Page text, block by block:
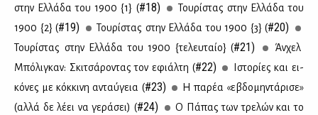
στην Ελ­λά­δα του 1900 {1} (#18)
Του­ρί­στας στην Ελ­λά­δα του
1900 {2} (#19) Του­ρί­στας στην Ελ­λά­δα του 1900 {3} (#20)
Του­ρί­στας στην Ελ­λά­δα του 1900 {τε­λευ­ταίο} (#21)
Άν­χελ
Μπό­λι­γκαν: Σκι­τσά­ρο­ντας τον εφιάλ­τη (#22)
Ιστο­ρί­ες και ει­
κό­νες με κόκ­κι­νη ανταύ­γεια (#23)
Η πα­ρέα «εβδο­μη­ντά­ρι­σε»
(αλ­λά δε λέ­ει να γε­ρά­σει) (#24)
Ο Πά­πας των τρε­λών και το